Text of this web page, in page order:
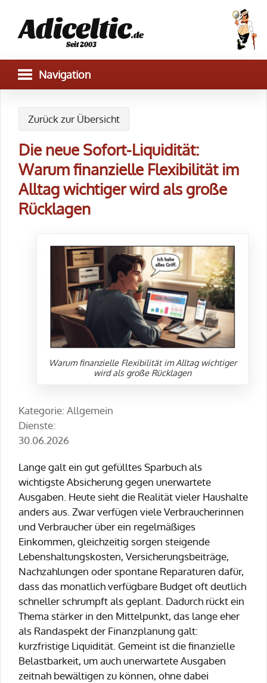
Adiceltic.de
Seit 2003
Zurück zur Übersicht
Die neue Sofort-Liquidität:
Warum finanzielle Flexibilität im
Alltag wichtiger wird als große
Rücklagen
Warum finanzielle Flexibilität im Alltag wichtiger
wird als große Rücklagen
Kategorie: Allgemein
Dienste:
30.06.2026
Lange galt ein gut gefülltes Sparbuch als
wichtigste Absicherung gegen unerwartete
Ausgaben. Heute sieht die Realität vieler Haushalte
anders aus. Zwar verfügen viele Verbraucherinnen
und Verbraucher über ein regelmäßiges
Einkommen, gleichzeitig sorgen steigende
Lebenshaltungskosten, Versicherungsbeiträge,
Nachzahlungen oder spontane Reparaturen dafür,
dass das monatlich verfügbare Budget oft deutlich
schneller schrumpft als geplant. Dadurch rückt ein
Thema stärker in den Mittelpunkt, das lange eher
als Randaspekt der Finanzplanung galt:
kurzfristige Liquidität. Gemeint ist die finanzielle
Belastbarkeit, um auch unerwartete Ausgaben
zeitnah bewältigen zu können, ohne dabei